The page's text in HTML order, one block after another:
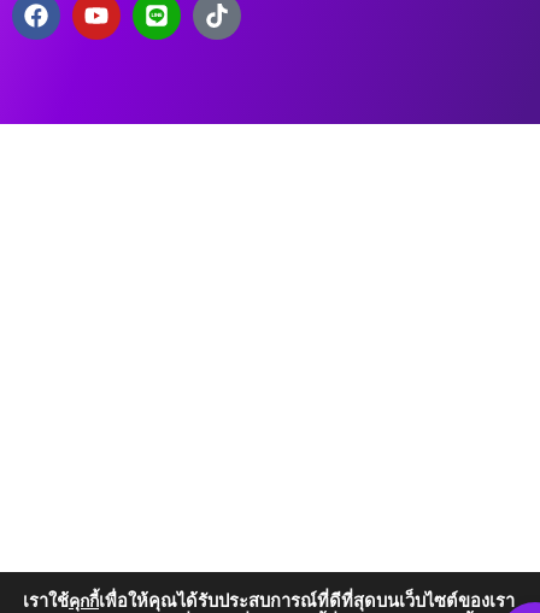
เราใช้คุกกี้เพื่อให้คุณได้รับประสบการณ์ที่ดีที่สุดบนเว็บไซต์ของเรา